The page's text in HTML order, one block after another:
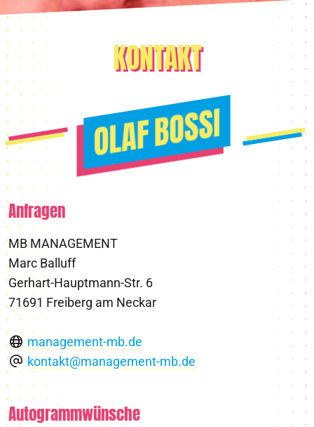
KONTAKT
Anfragen
MB MANAGEMENT
Marc Balluff
Gerhart-Hauptmann-Str. 6
71691 Freiberg am Neckar
management-mb.de
kontakt@management-mb.de
Autogrammwünsche